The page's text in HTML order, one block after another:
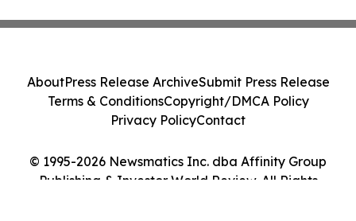
© 1995-2026 Newsmatics Inc. dba Affinity Group
Publishing & Investor World Review. All Rights
AboutPress Release ArchiveSubmit Press Release
Terms & ConditionsCopyright/DMCA Policy
Privacy PolicyContact